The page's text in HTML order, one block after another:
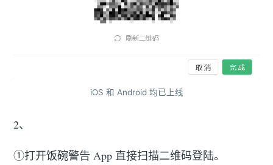
iOS 和 Android 均已上线
2、
①打开饭碗警告 App 直接扫描二维码登陆。